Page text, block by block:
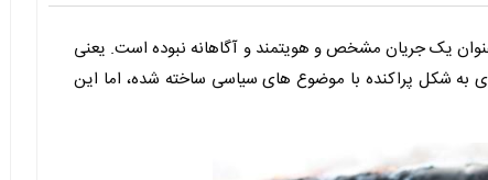
یک جریان مشخص و هویتمند و آگاهانه نبوده است. یعنی
به شکل پراکنده با موضوع های سیاسی ساخته شده، اما این